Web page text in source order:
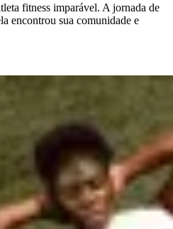
fitness imparável. A jornada de
encontrou sua comunidade e